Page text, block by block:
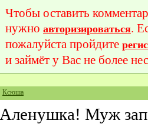
Чтобы оставить
нужно авторизироваться.
пожалуйста пройдите
и займёт у Вас не более
Ксюша
Аленушка! Муж